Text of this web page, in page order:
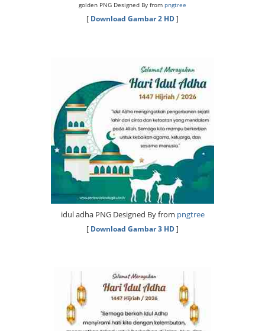
golden PNG Designed By from pngtree
[ Download Gambar 2 HD]
idul adha PNG Designed By from pngtree
[ Download Gambar 3 HD]